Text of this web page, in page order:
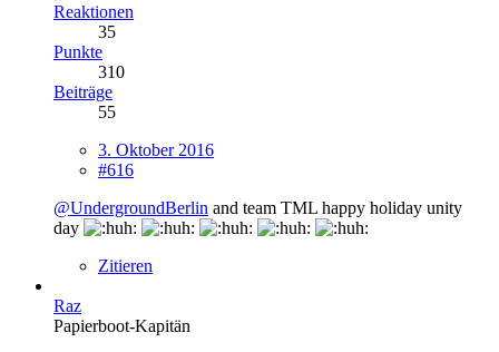
Reaktionen
35
Punkte
310
Beiträge
55
3. Oktober 2016
#616
@UndergroundBerlin and team TML happy holiday unity
day
Zitieren
Raz
Papierboot-Kapitän